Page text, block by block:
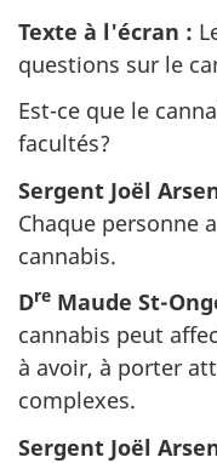
Texte à l'écran :
questions sur le
Est-ce que le
facultés?
Sergent Joël
Chaque personne
cannabis.
Dre Maude St-
cannabis peut
à avoir, à porter
complexes.
Sergent Joël